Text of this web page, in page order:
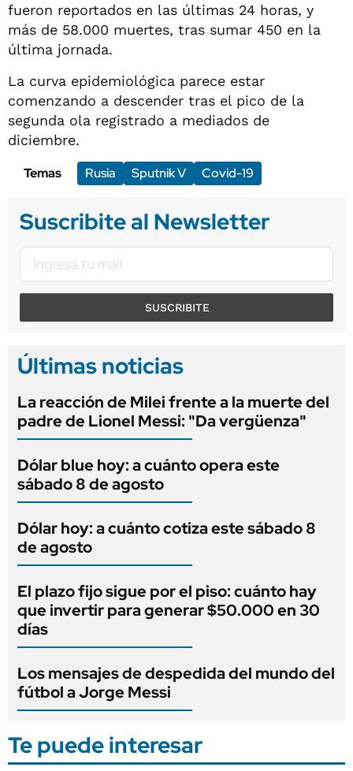
fueron reportados en las últimas 24 horas, y
más de 58.000 muertes, tras sumar 450 en la
última jornada.
La curva epidemiológica parece estar
comenzando a descender tras el pico de la
segunda ola registrado a mediados de
diciembre.
Temas
Rusia Sputnik V Covid-19
Suscribite al Newsletter
SUSCRIBITE
Últimas noticias
La reacción de Milei frente a la muerte del
padre de Lionel Messi: "Da vergüenza"
Dólar blue hoy: a cuánto opera este
sábado 8 de agosto
Dólar hoy: a cuánto cotiza este sábado 8
de agosto
El plazo fijo sigue por el piso: cuánto hay
que invertir para generar $50.000 en 30
días
Los mensajes de despedida del mundo del
fútbol a Jorge Messi
Te puede interesar